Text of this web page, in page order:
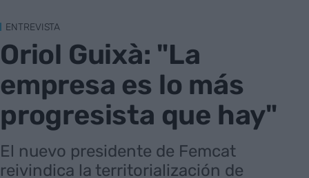
ENTREVISTA
Oriol Guixà: "La
empresa es lo más
progresista que hay"
El nuevo presidente de Femcat
reivindica la territorialización de